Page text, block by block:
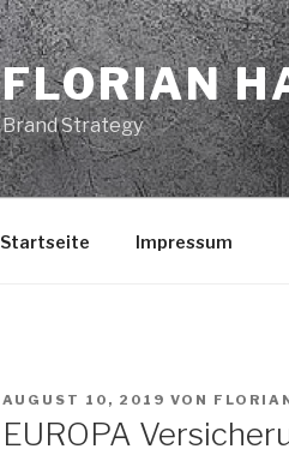
FLORIAN
Brand Strategy
Startseite Impressum
VERÖFFENTLICHT
AUGUST 10, 2019 VON
EUROPA